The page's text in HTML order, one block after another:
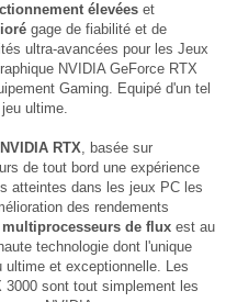
élevées et
gage de fiabilité et de
ultra-avancées pour les Jeux
NVIDIA GeForce RTX
Gaming. Equipé d'un tel
ultime.
NVIDIA RTX, basée sur
de tout bord une expérience
atteintes dans les jeux PC les
des rendements
multiprocesseurs de flux est au
technologie dont l'unique
et exceptionnelle. Les
3000 sont tout simplement les